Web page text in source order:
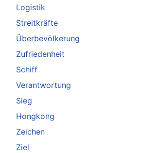
Logistik
Streitkräfte
Überbevölkerung
Zufriedenheit
Schiff
Verantwortung
Sieg
Hongkong
Zeichen
Ziel